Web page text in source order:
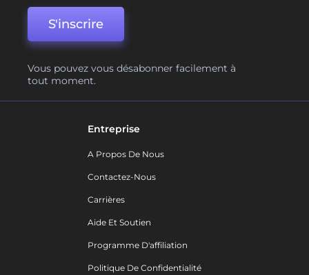
S'inscrire
Vous pouvez vous désabonner facilement à
tout moment.
Entreprise
A Propos De Nous
Contactez-Nous
Carrières
Aide Et Soutien
Programme D'affiliation
Politique De Confidentialité